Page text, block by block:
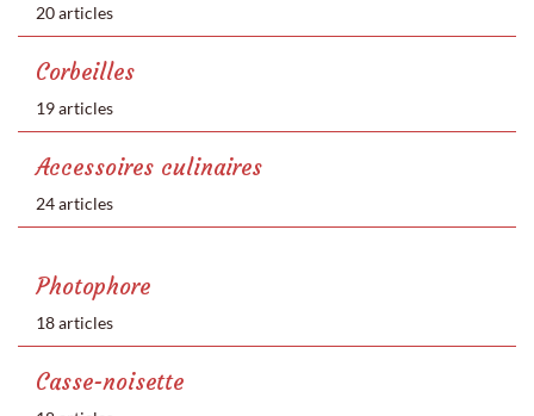
20 articles
Corbeilles
19 articles
Accessoires culinaires
24 articles
Photophore
18 articles
Casse-noisette